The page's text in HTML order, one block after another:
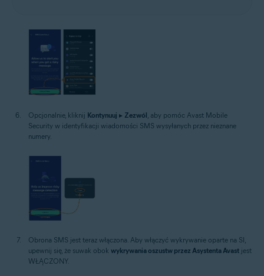
Opcjonalnie, kliknij Kontynuuj ▸ Zezwól , aby pomóc Avast Mobile
Security w identyfikacji wiadomości SMS wysyłanych przez nieznane
numery.
Obrona SMS jest teraz włączona. Aby włączyć wykrywanie oparte na SI,
upewnij się, że suwak obok wykrywania oszustw przez Asystenta Avast jest
WŁĄCZONY.